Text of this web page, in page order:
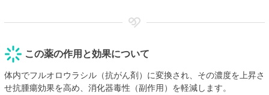
この薬の作用と効果について
体内でフルオロウラシル（抗がん剤）に変換され、その濃度を上昇さ
せ抗腫瘍効果を高め、消化器毒性（副作用）を軽減します。